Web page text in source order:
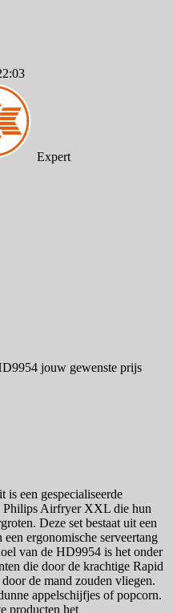
Expert
jouw gewenste prijs
een gespecialiseerde
Philips Airfryer XXL die hun
Deze set bestaat uit een
ergonomische serveertang
van de HD9954 is het onder
die door de krachtige Rapid
de mand zouden vliegen.
appelschijfjes of popcorn.
producten het